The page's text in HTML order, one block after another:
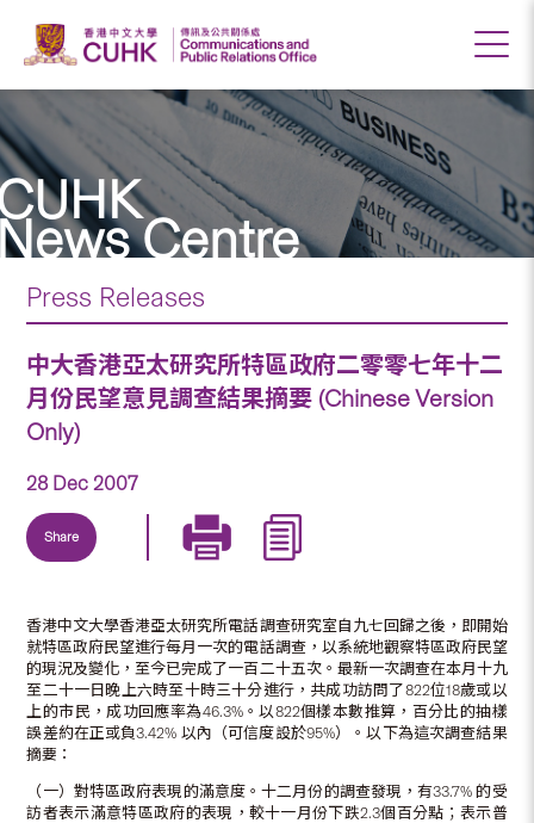
Centre
Press Releases
中大香港亞太研究所特區政府二零零七年十二
月份民望意見調查結果摘要 (Chinese Version
Only)
28 Dec 2007
Share
香港中文大學香港亞太研究所電話調查研究室自九七回歸之後，即開始
就特區政府民望進行每月一次的電話調查，以系統地觀察特區政府民望
的現況及變化，至今已完成了一百二十五次。最新一次調查在本月十九
至二十一日晚上六時至十時三十分進行，共成功訪問了822位18歲或以
上的市民，成功回應率為46.3%。以822個樣本數推算，百分比的抽樣
誤差約在正或負3.42% 以內（可信度設於95%）。以下為這次調查結果
摘要：
（一）對特區政府表現的滿意度。十二月份的調查發現，有33.7% 的受
訪者表示滿意特區政府的表現，較十一月份下跌2.3個百分點；表示普